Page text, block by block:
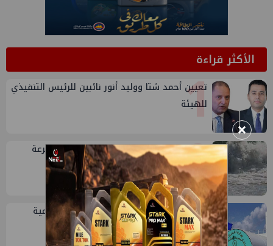
الأكثر قراءة1
تعيين أحمد شتا ووليد أنور نائبين للرئيس التنفيذي
للهيئة
2
تاون جاس تسيطر علي كسر ماسورة في ترعة
الإسماعيلية
3
خلال أيام: انطلاق ماراثون الجمعيات العمومية
لشركات قطاع البترول
×